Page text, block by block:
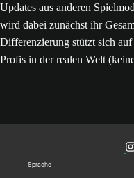
Updates aus anderen
wird dabei zunächst ihr
Differenzierung stützt sich
Profis in der realen Welt
Sprache